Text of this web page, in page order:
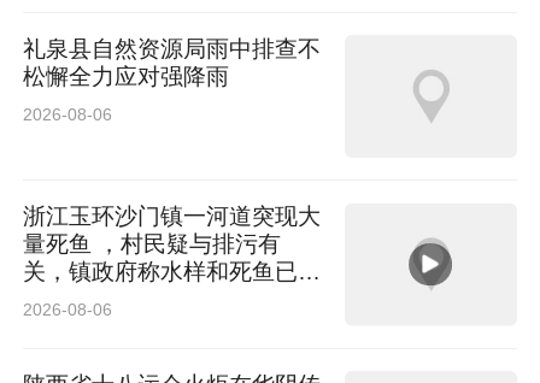
礼泉县自然资源局雨中排查不
松懈全力应对强降雨
2026-08-06
浙江玉环沙门镇一河道突现大
量死鱼 ，村民疑与排污有
关，镇政府称水样和死鱼已送
检
2026-08-06